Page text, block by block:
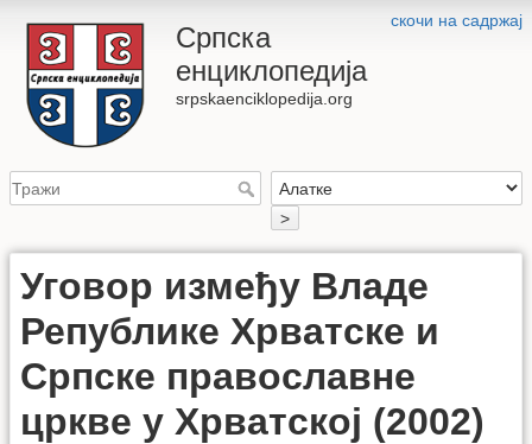
скочи на садржај
Српска
енциклопедија
srpskaenciklopedija.org
>
Уговор између Владе
Републике Хрватске и
Српске православне
цркве у Хрватској (2002)